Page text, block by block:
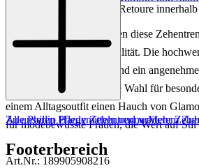
Hergestellt in Italien, stehen diese
Handwerkskunst und Qualität. Die
garantiert Langlebigkeit und ein
Sandalen sind die perfekte Wahl für
einem Alltagsoutfit einen Hauch von
für modebewusste Frauen, die Wert auf
Art.Nr.: 189905908216
Einfache und Kostenlose Retoure
Zu unseren Pflegemitteln und weiterem
Alle Phillip Hardy ZehentrennerMehr
Footerbereich